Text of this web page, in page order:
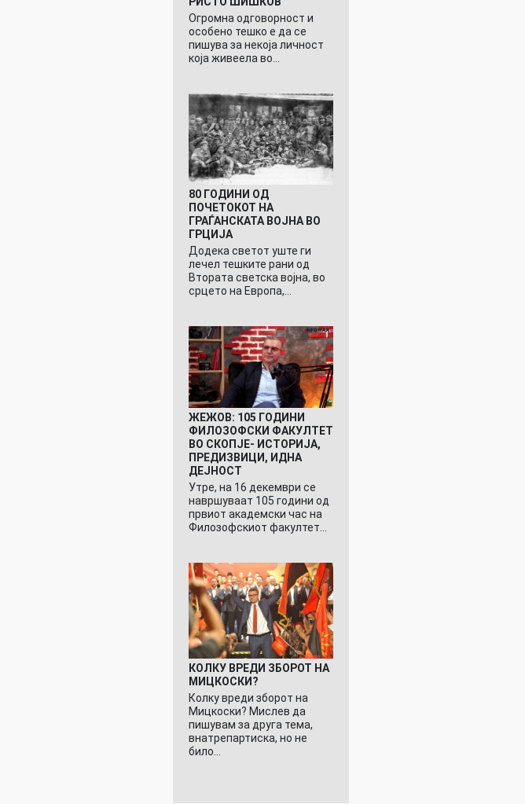
Огромна одговорност и
особено тешко е да се
пишува за некоја личност
која живеела во…
80 ГОДИНИ ОД
ПОЧЕТОКОТ НА
ГРАЃАНСКАТА ВОЈНА ВО
ГРЦИЈА
Додека светот уште ги
лечел тешките рани од
Втората светска војна, во
срцето на Европа,…
ЖЕЖОВ: 105 ГОДИНИ
ФИЛОЗОФСКИ ФАКУЛТЕТ
ВО СКОПЈЕ- ИСТОРИЈА,
ПРЕДИЗВИЦИ, ИДНА
ДЕЈНОСТ
Утре, на 16 декември се
навршуваат 105 години од
првиот академски час на
Филозофскиот факултет…
КОЛКУ ВРЕДИ ЗБОРОТ НА
МИЦКОСКИ?
Колку вреди зборот на
Мицкоски? Мислев да
пишувам за друга тема,
внатрепартиска, но не
било…